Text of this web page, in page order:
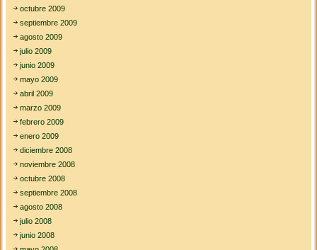
octubre 2009
septiembre 2009
agosto 2009
julio 2009
junio 2009
mayo 2009
abril 2009
marzo 2009
febrero 2009
enero 2009
diciembre 2008
noviembre 2008
octubre 2008
septiembre 2008
agosto 2008
julio 2008
junio 2008